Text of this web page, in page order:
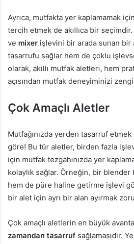
Ayrıca, mutfakta yer kaplamamak için
tercih etmek de akıllıca bir
ve mixer işlevini bir arada sunan bir
tasarrufu sağlar hem de çoklu
olarak, akıllı mutfak aletleri, hem
açısından mutfak deneyiminizi
Çok Amaçlı Aletler
Mutfağınızda yerden tasarruf
göre! Bu tür aletler, birden fazla
için mutfak tezgahınızda yer
kolaylık sağlar. Örneğin, bir
hem de püre haline getirme işlevi
bir alet için ayrı bir alan ayırmak
Çok amaçlı aletlerin en büyük
zamandan tasarruf sağlamasıdır.